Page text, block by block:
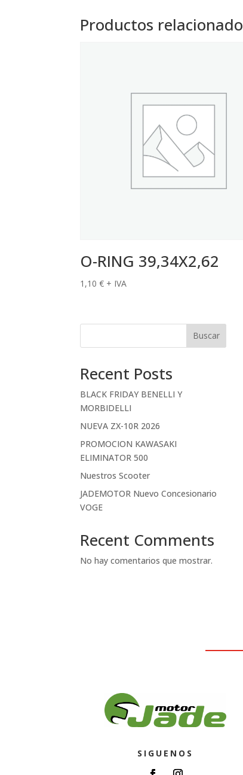
Productos
O-RING 39,34X2,62
1,10€ + IVA
Buscar
Recent Posts
BLACK FRIDAY BENELLI Y
MORBIDELLI
NUEVA ZX-10R 2026
PROMOCION KAWASAKI
ELIMINATOR 500
Nuestros Scooter
JADEMOTOR Nuevo Concesionario
VOGE
Recent Comments
No hay comentarios que mostrar.
SIGUENOS